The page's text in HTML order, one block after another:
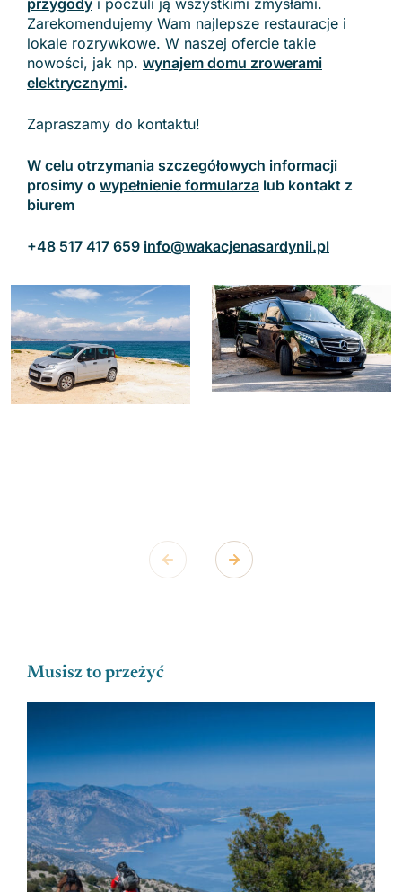
Musisz to przeżyć
Zarekomendujemy Wam najlepsze restauracje i
lokale rozrywkowe. W naszej ofercie takie
nowości, jak np. wynajem domu zrowerami
elektrycznymi.
Zapraszamy do kontaktu!
W celu otrzymania szczegółowych informacji
prosimy o wypełnienie formularza lub kontakt z
biurem
+48 517 417 659 info@wakacjenasardynii.pl